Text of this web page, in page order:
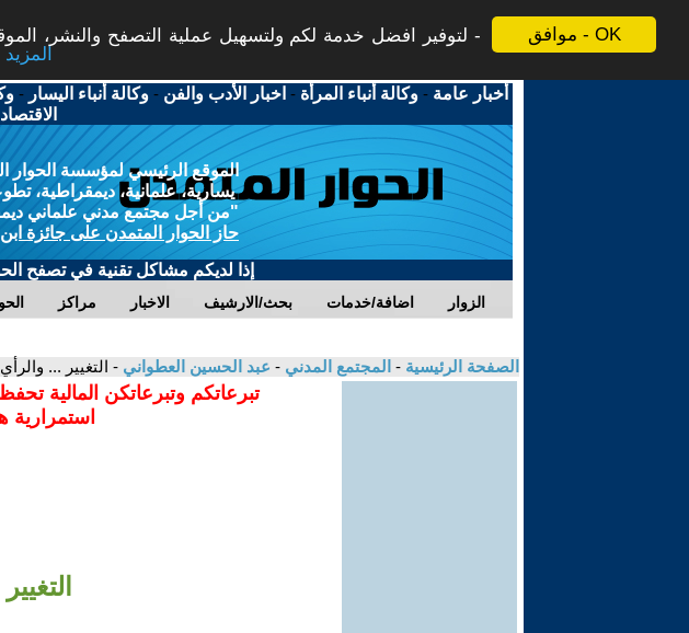
موافق - OK
لتوفير افضل خدمة لكم ولتسهيل عملية التصفح والنشر،
More info - المزيد
أخبار عامة -وكالة أنباء المرأة - اخبار الأدب والفن -وكالة أنباء اليسار -
الاقتصاد
الموقع الرئيسي لمؤسسة الحوار
يسارية، علمانية، ديمقراطية،
"من أجل مجتمع مدني علماني
حاز الحوار المتمدن على جائزة
إذا لديكم مشاكل تقنية في تصفح
مراكز الاخبار بحث/الارشيف اضافة/خدمات الزوار
الصفحة الرئيسية - المجتمع المدني - عبد الحسين العطواني - التغيير ... والرأي
تبرعاتكم وتبرعاتكن المالية
استمرارية